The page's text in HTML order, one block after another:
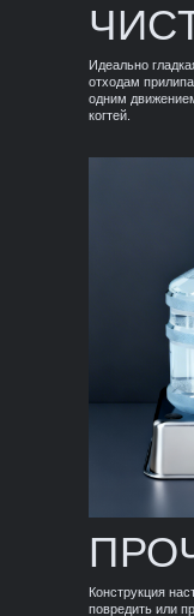
Идеально
отходам
одним
когтей.
Конструкция
повредить или